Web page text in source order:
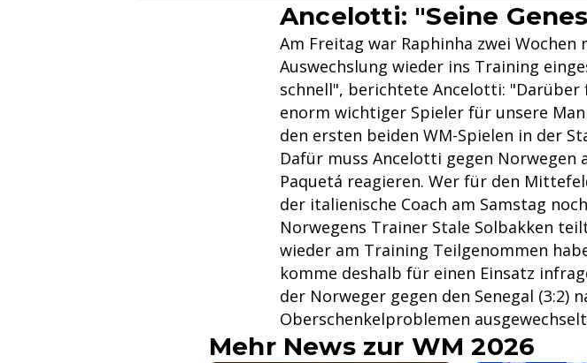
Ancelotti: "Seine
Am Freitag war Raphinha zwei
Auswechslung wieder ins Training
schnell", berichtete Ancelotti: "Darüber
enorm wichtiger Spieler für unsere
den ersten beiden WM-Spielen in der
Dafür muss Ancelotti gegen Norwegen
Paquetá reagieren. Wer für den
der italienische Coach am Samstag
Norwegens Trainer Stale Solbakken
wieder am Training Teilgenommen
komme deshalb für einen Einsatz
der Norweger gegen den Senegal (3:2)
Oberschenkelproblemen
Mehr News zur WM 2026